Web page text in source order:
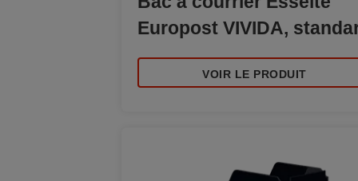
Europost VIVIDA,
VOIR LE PRODUIT